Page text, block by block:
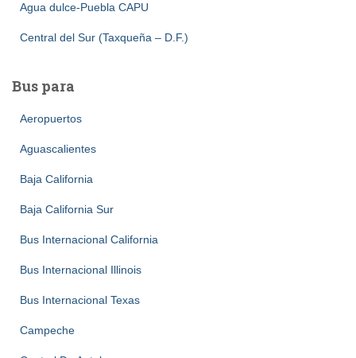
Agua dulce-Puebla CAPU
Central del Sur (Taxqueña – D.F.)
Bus para
Aeropuertos
Aguascalientes
Baja California
Baja California Sur
Bus Internacional California
Bus Internacional Illinois
Bus Internacional Texas
Campeche